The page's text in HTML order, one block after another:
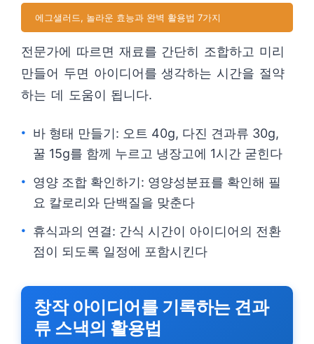
에그샐러드, 놀라운 효능과 완벽 활용법 7가지
전문가에 따르면 재료를 간단히 조합하고 미리
만들어 두면 아이디어를 생각하는 시간을 절약
하는 데 도움이 됩니다.
바 형태 만들기: 오트 40g, 다진 견과류 30g,
꿀 15g를 함께 누르고 냉장고에 1시간 굳힌다
영양 조합 확인하기: 영양성분표를 확인해 필
요 칼로리와 단백질을 맞춘다
휴식과의 연결: 간식 시간이 아이디어의 전환
점이 되도록 일정에 포함시킨다
창작 아이디어를 기록하는 견과
류 스낵의 활용법